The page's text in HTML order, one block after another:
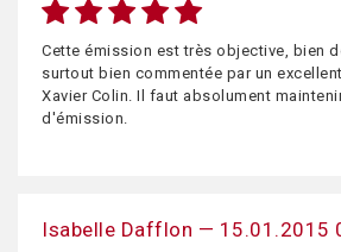
Cette émission est très objective, bien
surtout bien commentée par un
Xavier Colin. Il faut absolument
d'émission.
Isabelle Dafflon — 15.01.2015